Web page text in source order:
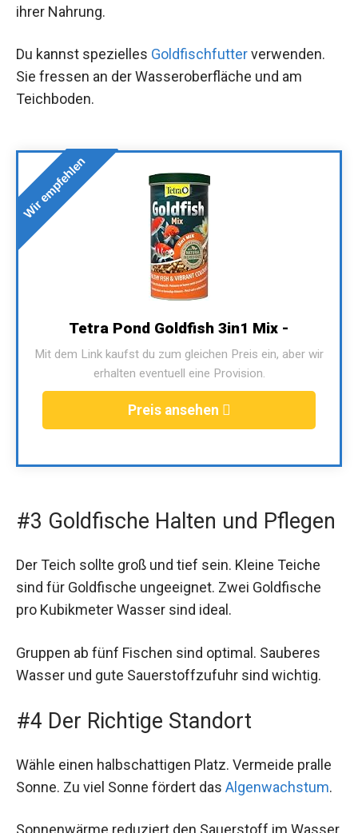
ihrer Nahrung.
Du kannst spezielles Goldfischfutterverwenden.
Sie fressen an der Wasseroberfläche und am
Teichboden.
Wir empfehlen
Tetra Pond Goldfish 3in1 Mix -
Mit dem Link kaufst du zum gleichen Preis ein, aber wir
erhalten eventuell eine Provision.
Preis ansehen
#3 Goldfische Halten und Pflegen
Der Teich sollte groß und tief sein. Kleine Teiche
sind für Goldfische ungeeignet. Zwei Goldfische
pro Kubikmeter Wasser sind ideal.
Gruppen ab fünf Fischen sind optimal. Sauberes
Wasser und gute Sauerstoffzufuhr sind wichtig.
#4 Der Richtige Standort
Wähle einen halbschattigen Platz. Vermeide pralle
Sonne. Zu viel Sonne fördert das Algenwachstum.
Sonnenwärme reduziert den Sauerstoff im Wasser.